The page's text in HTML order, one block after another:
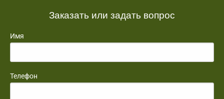
Заказать или задать вопрос
Имя
Телефон